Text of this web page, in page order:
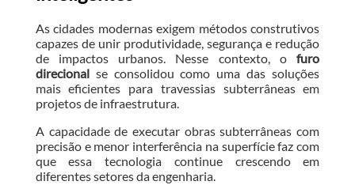
As cidades modernas exigem métodos construtivos
capazes de unir produtividade, segurança e redução
de impactos urbanos. Nesse contexto, ofuro
direcionalse consolidou como uma das soluções
mais eficientes para travessias subterrâneas em
projetos de infraestrutura.
A capacidade de executar obras subterrâneas com
precisão e menor interferência na superfície faz com
que essa tecnologia continue crescendo em
diferentes setores da engenharia.